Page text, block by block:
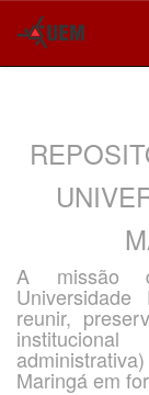
A missão
reunir,
Maringá em